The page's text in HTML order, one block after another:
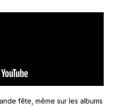
fête, même sur les albums